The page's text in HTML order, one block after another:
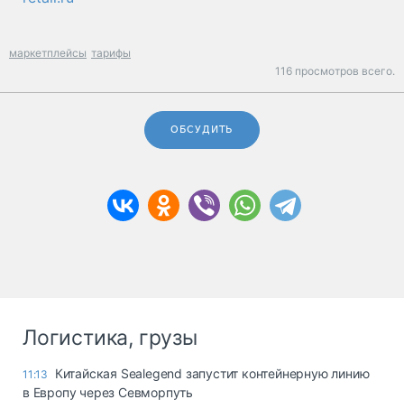
маркетплейсы тарифы
116 просмотров всего.
ОБСУДИТЬ
Логистика, грузы
11:13
Китайская Sealegend запустит контейнерную линию
в Европу через Севморпуть